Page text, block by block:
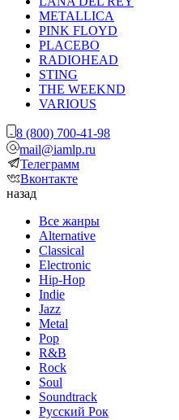
METALLICA
PINK FLOYD
PLACEBO
RADIOHEAD
STING
THE WEEKND
VARIOUS
8 (800) 700-41-98
mail@iamlp.ru
Телеграмм
Вконтакте
назад
Все жанры
Alternative
Classical
Electronic
Hip-Hop
Indie
Jazz
Metal
Pop
R&B
Rock
Soul
Soundtrack
Русский Рок